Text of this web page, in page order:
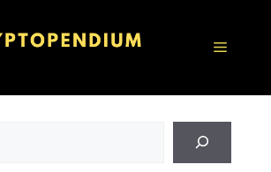
Menú